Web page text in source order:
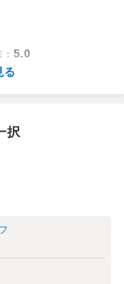
： 5.0
る
択